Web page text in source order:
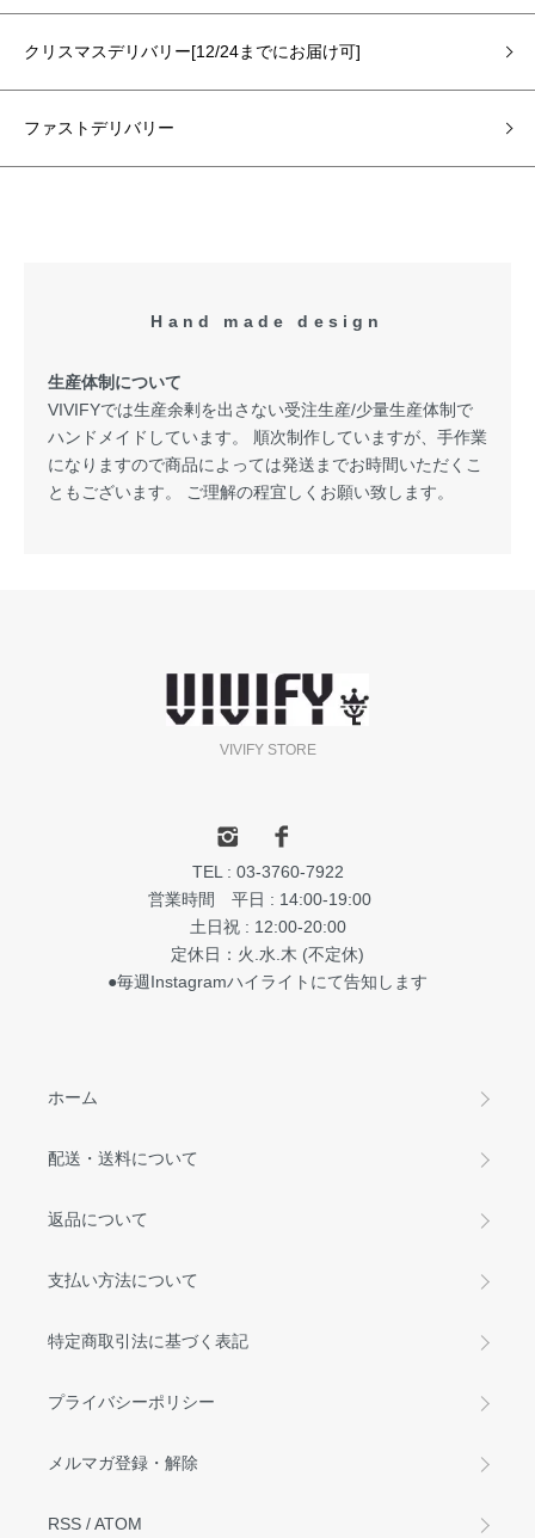
クリスマスデリバリー[12/24までにお届け可]
ファストデリバリー
Hand made design
生産体制について
VIVIFYでは生産余剰を出さない受注生産/少量生産体制で
ハンドメイドしています。 順次制作していますが、手作業
になりますので商品によっては発送までお時間いただくこ
ともございます。 ご理解の程宜しくお願い致します。
VIVIFY STORE
TEL : 03-3760-7922
営業時間 平日 : 14:00-19:00
土日祝 : 12:00-20:00
定休日：火.水.木 (不定休)
●毎週Instagramハイライトにて告知します
ホーム
配送・送料について
返品について
支払い方法について
特定商取引法に基づく表記
プライバシーポリシー
メルマガ登録・解除
RSS /ATOM